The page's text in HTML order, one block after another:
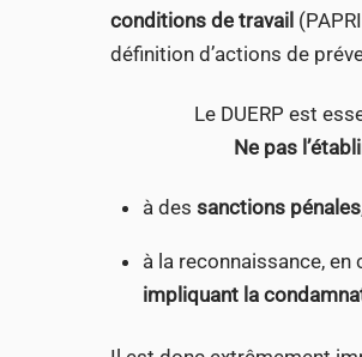
conditions de travail
définition d’actions de
Le DUERP est
Ne pas
à dessanctions pénales
à la reconnaissance,
impliquant la